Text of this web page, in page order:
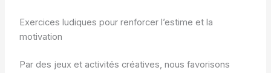
Exercices ludiques pour renforcer l’estime et la
motivation
Par des jeux et activités créatives, nous favorisons